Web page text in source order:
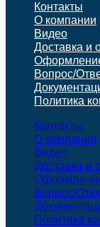
Контакты
О компании
Видео
Доставка и
Вопрос/
Политика
Контакты
О компании
Видео
Доставка и
Вопрос/
Политика